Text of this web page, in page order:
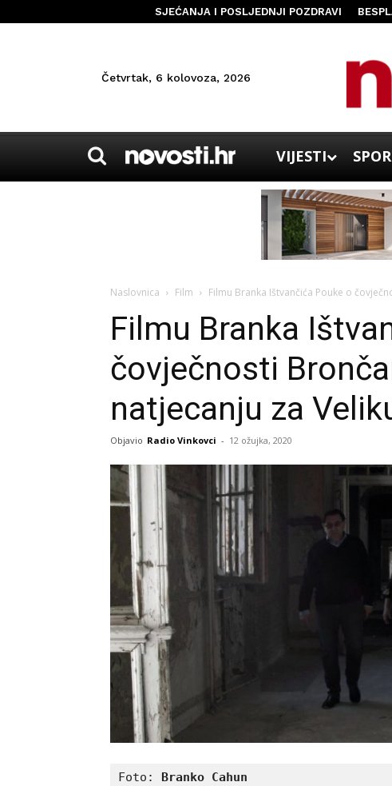
SJEĆANJA I POSLJEDNJI POZDRAVI
Četvrtak, 6 kolovoza, 2026
VIJESTI
Naslovnica Film Filmu Branka Ištvančića Pouke o
Filmu Branka
čovječnosti
natjecanju za
Objavio Radio Vinkovci - 12 ožujka, 2020
Foto: Branko Cahun